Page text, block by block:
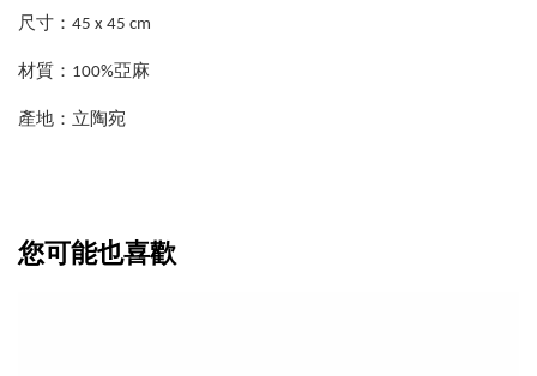
尺寸：45 x 45 cm
材質：100%亞麻
產地：立陶宛
您可能也喜歡